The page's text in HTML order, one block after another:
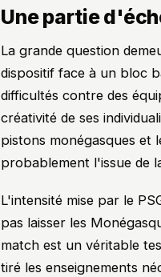
Une partie
La grande question
dispositif face à un bloc
difficultés contre des
créativité de ses
pistons monégasques et
probablement l'issue de
L'intensité mise par le
pas laisser les
match est un véritable
tiré les enseignements